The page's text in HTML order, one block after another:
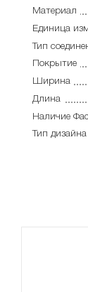
Материал
Единица
Тип
Покрытие
Ширина
Длина
Наличие
Тип дизайна